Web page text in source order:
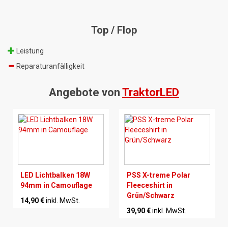
Top / Flop
Leistung
Reparaturanfälligkeit
Angebote von TraktorLED
LED Lichtbalken 18W
94mm in Camouflage
14,90 €inkl. MwSt.
PSS X-treme Polar
Fleeceshirt in
Grün/Schwarz
39,90 €inkl. MwSt.